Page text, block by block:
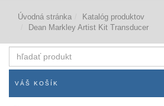
Úvodná stránka
Katalóg produktov
Dean Markley Artist Kit Transducer
produkt
VÁŠ KOŠÍK